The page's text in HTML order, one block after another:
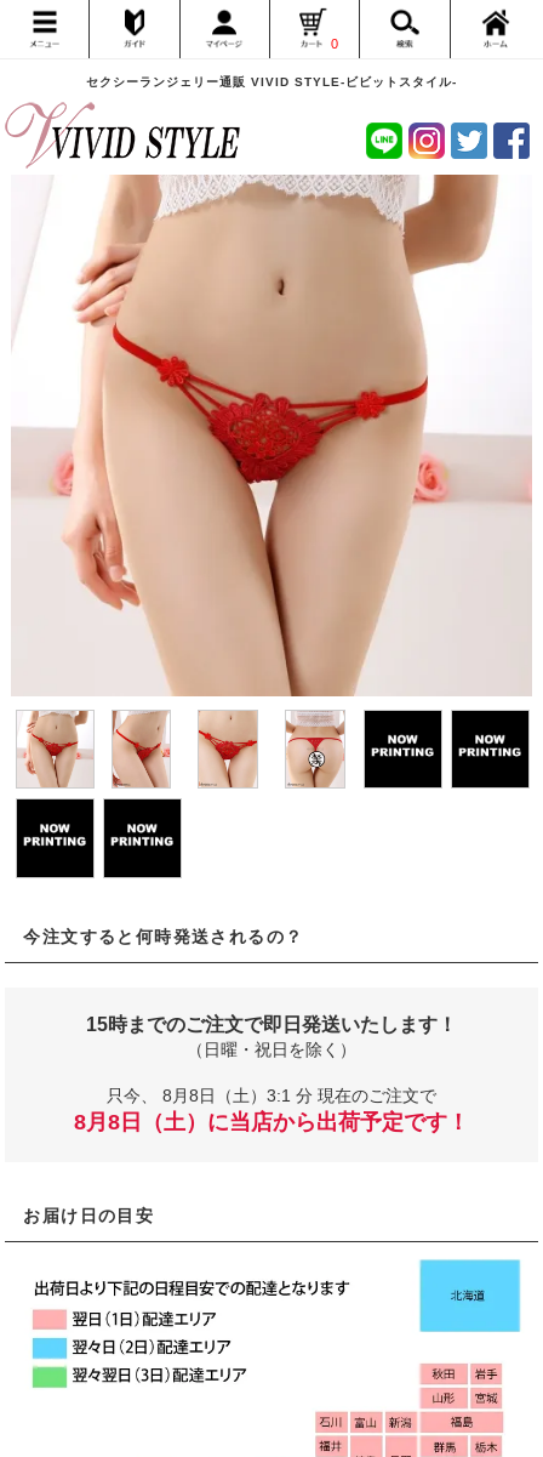
セクシーランジェリー通販 VIVID STYLE-ビビットスタイル-
0
今注文すると何時発送されるの？
15時までのご注文で即日発送いたします！
（日曜・祝日を除く）
只今、 8月8日（土）3:1 分 現在のご注文で
8月8日（土）に当店から出荷予定です！
お届け日の目安